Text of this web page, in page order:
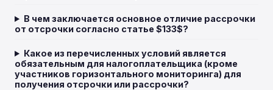
В чем заключается основное отличие рассрочки
от отсрочки согласно статье $133$?
Какое из перечисленных условий является
обязательным для налогоплательщика (кроме
участников горизонтального мониторинга) для
получения отсрочки или рассрочки?